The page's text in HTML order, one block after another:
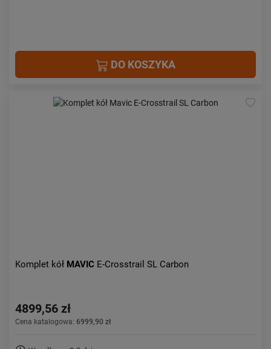
DO KOSZYKA
Komplet kół MAVIC E-Crosstrail SL Carbon
4899,56 zł
Cena katalogowa: 6999,90 zł